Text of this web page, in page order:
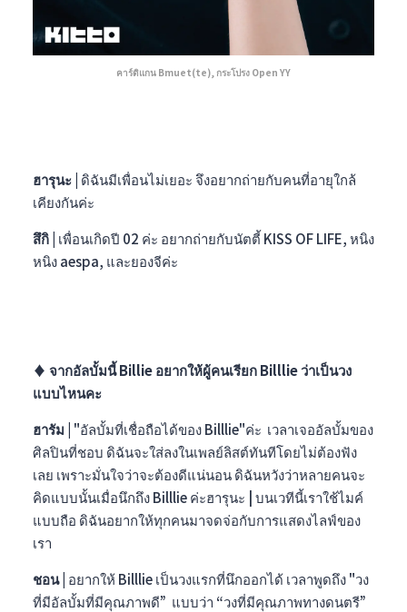
คาร์ดิแกน Bmuet(te), กระโปรง Open YY
ฮารุนะ | ดิฉันมีเพื่อนไม่เยอะ จึงอยากถ่ายกับคนที่อายุใกล้
เคียงกันค่ะ
สึกิ | เพื่อนเกิดปี 02 ค่ะ อยากถ่ายกับนัตตี้ KISS OF LIFE, หนิง
หนิง aespa, และยองจีค่ะ
♦︎ จากอัลบั้มนี้ Billie อยากให้ผู้คนเรียก Billlie ว่าเป็นวง
แบบไหนคะ
ฮารัม | "อัลบั้มที่เชื่อถือได้ของ Billlie"ค่ะ เวลาเจออัลบั้มของ
ศิลปินที่ชอบ ดิฉันจะใส่ลงในเพลย์ลิสต์ทันทีโดยไม่ต้องฟัง
เลย เพราะมั่นใจว่าจะต้องดีแน่นอน ดิฉันหวังว่าหลายคนจะ
คิดแบบนั้นเมื่อนึกถึง Billlie ค่ะฮารุนะ | บนเวทีนี้เราใช้ไมค์
แบบถือ ดิฉันอยากให้ทุกคนมาจดจ่อกับการแสดงไลฟ์ของ
เรา
ชอน | อยากให้ Billlie เป็นวงแรกที่นึกออกได้ เวลาพูดถึง "วง
ที่มีอัลบั้มที่มีคุณภาพดี” แบบว่า “วงที่มีคุณภาพทางดนตรี”